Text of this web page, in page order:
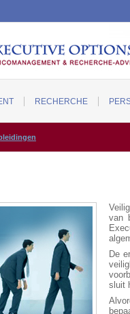
RECHERCHE
van
De
sluit